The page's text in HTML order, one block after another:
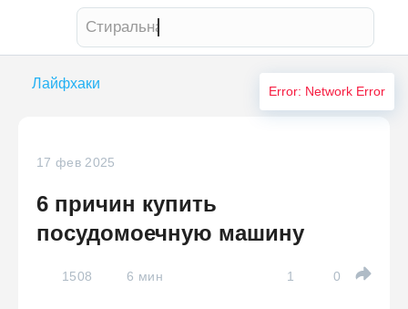
Стиральная машина
Лайфхаки
17 фев 2025
6 причин купить
посудомоечную машину
1508 6 мин 1 0
Error: Network Error